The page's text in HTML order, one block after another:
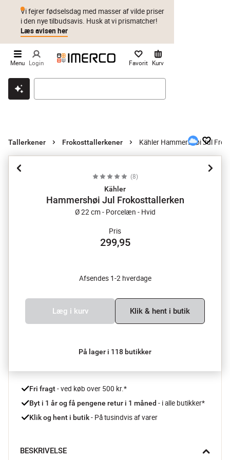
Klik & hent Byt i 1 år Prismatch
Vi fejrer fødselsdag med masser af vilde priser
i den nye tilbudsavis. Husk at vi prismatcher!
Læs avisen her
Menu Login Favorit Kurv
Tallerkener Frokosttallerkener Kähler Hammershøi Jul
(8)
Kähler
Hammershøi Jul Frokosttallerken
Ø 22 cm - Porcelæn - Hvid
Pris
299,95
Afsendes 1-2 hverdage
Læg i kurv Klik & hent i butik
På lager i 118 butikker
Fri fragt - ved køb over 500 kr.*
Byt i 1 år og få pengene retur i 1 måned - i alle butikker*
Klik og hent i butik - På tusindvis af varer
BESKRIVELSE